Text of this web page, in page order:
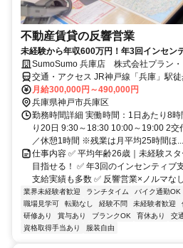
不動産賃貸の反響営業
未経験から年収600万円！年3回インセン
SumoSumo 兵庫店 株式会社プラン・
交通・アクセス JR神戸線「兵庫」駅
月給300,000円～490,000円
兵庫県神戸市兵庫区
勤務時間詳細 実働時間：1日あたり8
り20日 9:30～18:30 10:00～19:00 2
／休憩1時間 ※残業は月平均25時間ほ...
仕事内容 ✅ 平均年齢26歳｜未経験ス
目指せる！ ✅ 年3回のインセンティブ
支給実績も多数 ✅ 反響営業×ノルマな
業界未経験者歓迎 ランチタイム バイク通勤OK
職場見学可
転勤なし 経験不問 未経験者歓迎
研修あり
賞与あり ブランクOK 育休あり 交
資格取得手当あり
服装自由